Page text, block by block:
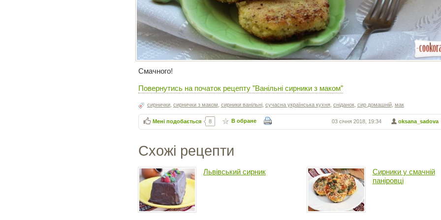
Смачного!
Повернутись на початок рецепту "Ванільні сирники з маком"
сирнички, сирнички з маком сирники ванільні, сучасна українська кухня, сніданок, сир домашній, мак
oksana_sadova
03 січня 2018, 19:34
Мені подобається 8 В обране
Схожі рецепти
Львівський сирник
Сирники у смачній
паніровці